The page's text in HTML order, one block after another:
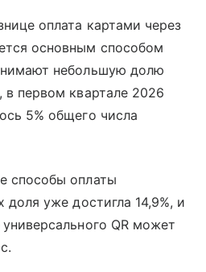
оплата картами через
основным способом
небольшую долю
первом квартале 2026
5% общего числа
способы оплаты
доля уже достигла 14,9%, и
универсального QR может